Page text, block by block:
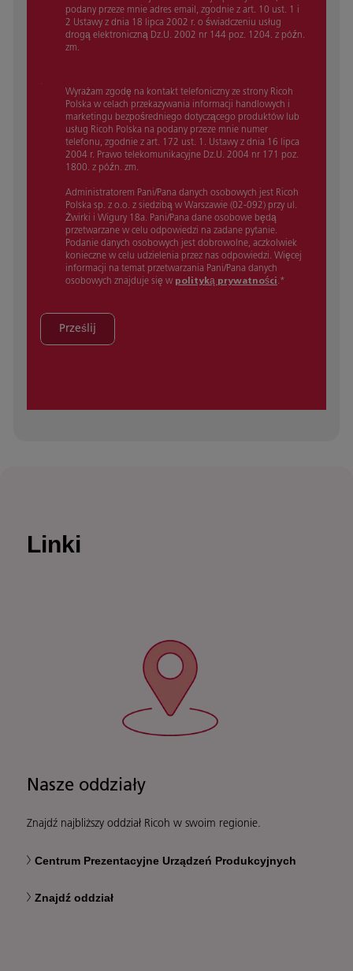
podany przeze mnie adres email, zgodnie z art. 10 ust. 1 i
2 Ustawy z dnia 18 lipca 2002 r. o świadczeniu usług
drogą elektroniczną Dz.U. 2002 nr 144 poz. 1204. z późn.
zm.
Wyrażam zgodę na kontakt telefoniczny ze strony Ricoh
Polska w celach przekazywania informacji handlowych i
marketingu bezpośredniego dotyczącego produktów lub
usług Ricoh Polska na podany przeze mnie numer
telefonu, zgodnie z art. 172 ust. 1. Ustawy z dnia 16 lipca
2004 r. Prawo telekomunikacyjne Dz.U. 2004 nr 171 poz.
1800. z późn. zm.
Administratorem Pani/Pana danych osobowych jest Ricoh
Polska sp. z o.o. z siedzibą w Warszawie (02-092) przy ul.
Żwirki i Wigury 18a. Pani/Pana dane osobowe będą
przetwarzane w celu odpowiedzi na zadane pytanie.
Podanie danych osobowych jest dobrowolne, aczkolwiek
konieczne w celu udzielenia przez nas odpowiedzi. Więcej
informacji na temat przetwarzania Pani/Pana danych
osobowych znajduje się w polityką prywatności. *
Prześlij
Linki
Nasze oddziały
Znajdź najbliższy oddział Ricoh w swoim regionie.
Centrum Prezentacyjne Urządzeń Produkcyjnych
Znajdź oddział